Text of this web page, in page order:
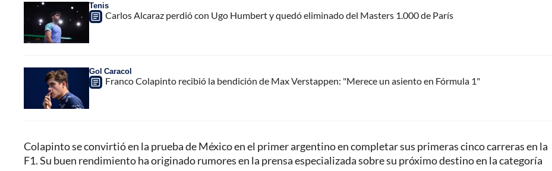
Tenis
Carlos Alcaraz perdió con Ugo Humbert y quedó eliminado del Masters 1.000 de París
Gol Caracol
Franco Colapinto recibió la bendición de Max Verstappen: "Merece un asiento en Fórmula 1"
Colapinto se convirtió en la prueba de México en el primer argentino en completar sus primeras cinco carreras en la
F1. Su buen rendimiento ha originado rumores en la prensa especializada sobre su próximo destino en la categoría